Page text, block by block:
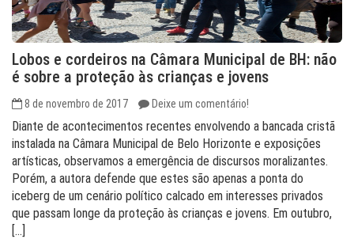
Lobos e cordeiros na Câmara Municipal de BH: não
é sobre a proteção às crianças e jovens
8 de novembro de 2017 Deixe um comentário!
Diante de acontecimentos recentes envolvendo a bancada cristã
instalada na Câmara Municipal de Belo Horizonte e exposições
artísticas, observamos a emergência de discursos moralizantes.
Porém, a autora defende que estes são apenas a ponta do
iceberg de um cenário político calcado em interesses privados
que passam longe da proteção às crianças e jovens. Em outubro,
[…]